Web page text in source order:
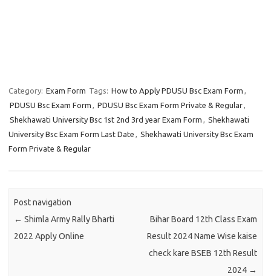
Category: Exam Form Tags: How to Apply PDUSU Bsc Exam Form ,
PDUSU Bsc Exam Form , PDUSU Bsc Exam Form Private & Regular,
Shekhawati University Bsc 1st 2nd 3rd year Exam Form , Shekhawati
University Bsc Exam Form Last Date , Shekhawati University Bsc Exam
Form Private & Regular
Post navigation
← Shimla Army Rally Bharti
2022 Apply Online
Bihar Board 12th Class Exam
Result 2024 Name Wise kaise
check kare BSEB 12th Result
2024 →